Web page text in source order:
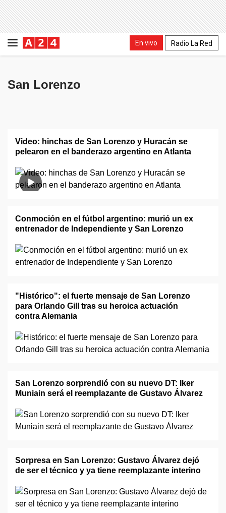
En vivo Radio La Red
San Lorenzo
Video: hinchas de San Lorenzo y Huracán se
pelearon en el banderazo argentino en Atlanta
Conmoción en el fútbol argentino: murió un ex
entrenador de Independiente y San Lorenzo
"Histórico": el fuerte mensaje de San Lorenzo
para Orlando Gill tras su heroica actuación
contra Alemania
San Lorenzo sorprendió con su nuevo DT: Iker
Muniain será el reemplazante de Gustavo Álvarez
Sorpresa en San Lorenzo: Gustavo Álvarez dejó
de ser el técnico y ya tiene reemplazante interino